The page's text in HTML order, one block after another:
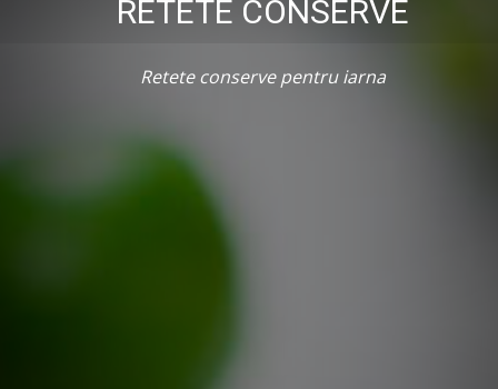
RETETE CONSERVE
Retete conserve pentru iarna